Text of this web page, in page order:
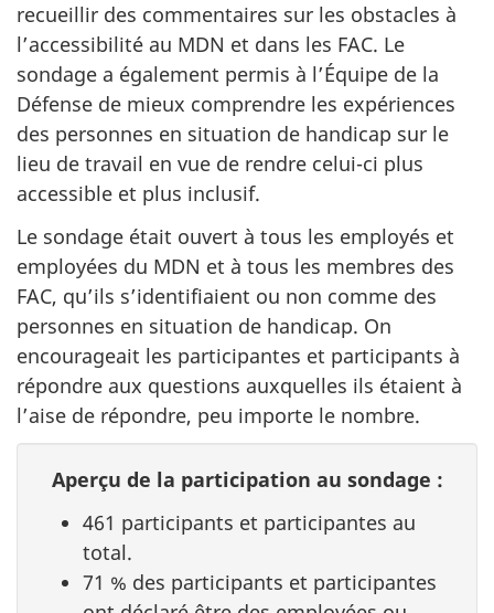
recueillir des commentaires sur les obstacles à
l’accessibilité au MDN et dans les FAC. Le
sondage a également permis à l’Équipe de la
Défense de mieux comprendre les expériences
des personnes en situation de handicap sur le
lieu de travail en vue de rendre celui-ci plus
accessible et plus inclusif.
Le sondage était ouvert à tous les employés et
employées du MDN et à tous les membres des
FAC, qu’ils s’identifiaient ou non comme des
personnes en situation de handicap. On
encourageait les participantes et participants à
répondre aux questions auxquelles ils étaient à
l’aise de répondre, peu importe le nombre.
Aperçu de la participation au sondage :
461 participants et participantes au
total.
71 % des participants et participantes